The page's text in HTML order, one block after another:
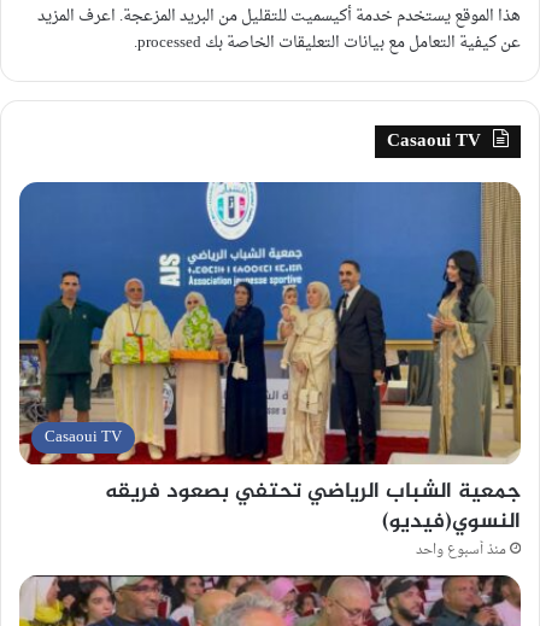
هذا الموقع يستخدم خدمة أكيسميت للتقليل من البريد المزعجة. اعرف المزيد
عن كيفية التعامل مع بيانات التعليقات الخاصة بك processed
.
Casaoui TV
Casaoui TV
جمعية الشباب الرياضي تحتفي بصعود فريقه
النسوي(فيديو)
منذ أسبوع واحد